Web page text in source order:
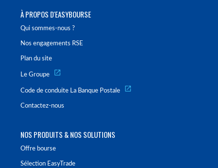
À PROPOS D'EASYBOURSE
Qui sommes-nous ?
Nos engagements RSE
Plan du site
Le Groupe
Code de conduite La Banque Postale
Contactez-nous
NOS PRODUITS & NOS SOLUTIONS
Offre bourse
Sélection EasyTrade